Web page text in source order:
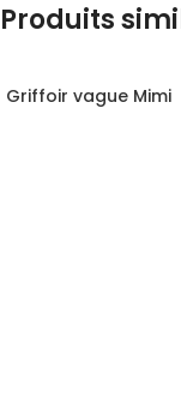
Produits
Griffoir vague Mimi